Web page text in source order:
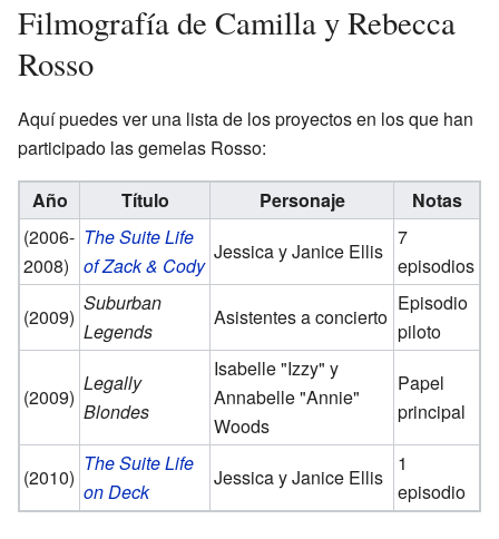
Filmografía de Camilla y Rebecca
Rosso
Aquí puedes ver una lista de los proyectos en los que han
participado las gemelas Rosso:
Año Título Personaje
Notas
(2006-
2008)
The Suite Life
of Zack & Cody
Jessica y Janice Ellis
7
episodios
(2009)
Suburban
Legends
Asistentes a concierto
Episodio
piloto
(2009)
Legally
Blondes
Isabelle "Izzy" y
Annabelle "Annie"
Woods
Papel
principal
(2010)
The Suite Life
on Deck
Jessica y Janice Ellis
1
episodio